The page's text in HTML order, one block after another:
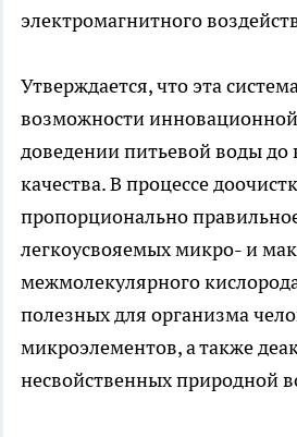
электромагнитного
Утверждается, что эта
возможности
доведении питьевой воды до
качества. В процессе
пропорционально
легкоусвояемых микро- и
межмолекулярного
полезных для организма
микроэлементов, а также
несвойственных природной